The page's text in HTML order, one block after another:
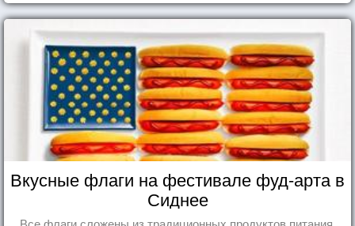
Вкусные флаги на фестивале фуд-арта в
Сиднее